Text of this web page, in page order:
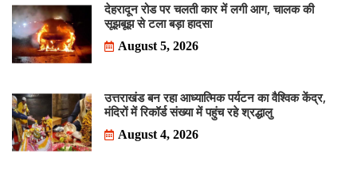
देहरादून रोड पर चलती कार में लगी आग, चालक की
सूझबूझ से टला बड़ा हादसा
August 5, 2026
उत्तराखंड बन रहा आध्यात्मिक पर्यटन का वैश्विक केंद्र,
मंदिरों में रिकॉर्ड संख्या में पहुंच रहे श्रद्धालु
August 4, 2026